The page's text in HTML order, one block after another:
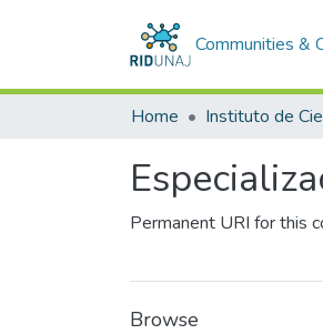
Communities &
Home
Permanent URI for this
Browse